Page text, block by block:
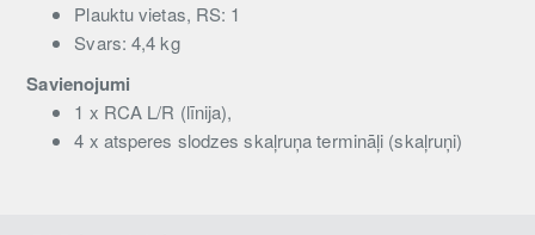
Plauktu vietas, RS: 1
Svars: 4,4 kg
Savienojumi
1 x RCA L/R (līnija),
4 x atsperes slodzes skaļruņa termināļi (skaļruņi)